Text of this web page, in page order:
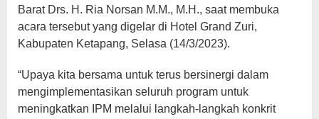
Barat Drs. H. Ria Norsan M.M., M.H., saat membuka
acara tersebut yang digelar di Hotel Grand Zuri,
Kabupaten Ketapang, Selasa (14/3/2023).
“Upaya kita bersama untuk terus bersinergi dalam
mengimplementasikan seluruh program untuk
meningkatkan IPM melalui langkah-langkah konkrit